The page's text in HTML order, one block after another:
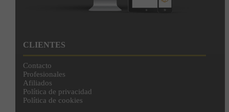
CLIENTES
Contacto
Profesionales
Afiliados
Política de privacidad
Política de cookies